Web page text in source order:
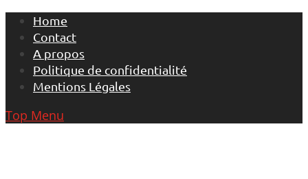
Skip
content
Home
Contact
A propos
Politique de confidentialité
Mentions Légales
Top Menu